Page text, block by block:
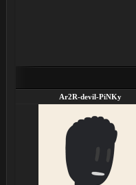
Ar2R-devil-PiNKy